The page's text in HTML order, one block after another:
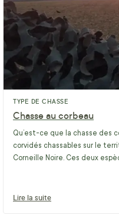
TYPE DE CHASSE
Chasse au corbeau
Qu’est-ce que la chasse des
corvidés chassables sur le
Corneille Noire. Ces deux
Lire la suite